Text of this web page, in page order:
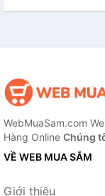
WebMuaSam.com
Hàng Online Chúng
VỀ WEB MUA SẮM
Giới thiệu